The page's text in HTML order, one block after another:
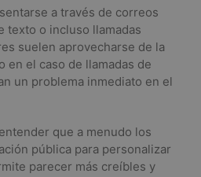
a través de correos
texto o incluso llamadas
suelen aprovecharse de la
en el caso de llamadas de
un problema inmediato en el
que a menudo los
pública para personalizar
parecer más creíbles y